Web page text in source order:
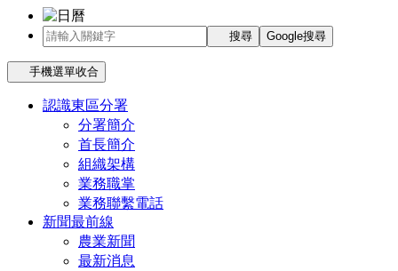
搜尋 Google搜尋
手機選單收合
認識東區分署
分署簡介
首長簡介
組織架構
業務職掌
業務聯繫電話
新聞最前線
農業新聞
最新消息